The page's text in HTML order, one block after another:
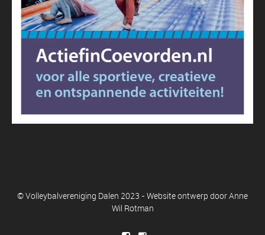
© Volleybalvereniging Dalen 2023 - Website ontwerp doorAnne
Wil Rotman